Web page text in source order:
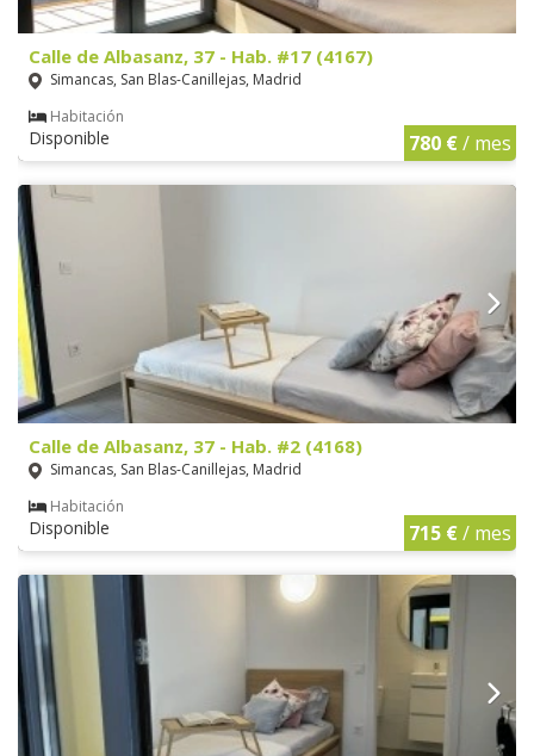
Calle de Albasanz, 37 - Hab. #17 (4167)
Simancas, San Blas-Canillejas, Madrid
Habitación
Disponible 780 €/ mes
Calle de Albasanz, 37 - Hab. #2 (4168)
Simancas, San Blas-Canillejas, Madrid
Habitación
Disponible 715 €/ mes